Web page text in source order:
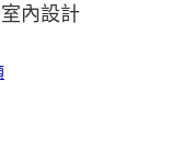
內設計